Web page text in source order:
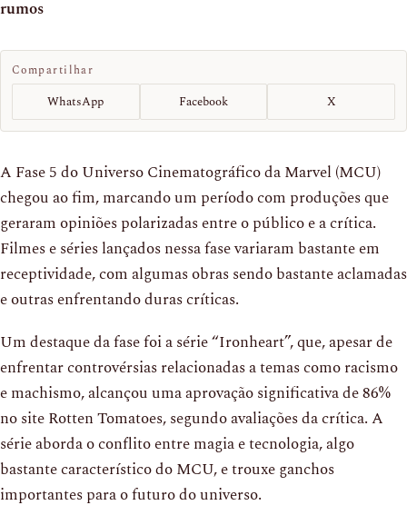
rumos
Compartilhar
WhatsApp Facebook X
A Fase 5 do Universo Cinematográfico da Marvel (MCU)
chegou ao fim, marcando um período com produções que
geraram opiniões polarizadas entre o público e a crítica.
Filmes e séries lançados nessa fase variaram bastante em
receptividade, com algumas obras sendo bastante aclamadas
e outras enfrentando duras críticas.
Um destaque da fase foi a série “Ironheart”, que, apesar de
enfrentar controvérsias relacionadas a temas como racismo
e machismo, alcançou uma aprovação significativa de 86%
no site Rotten Tomatoes, segundo avaliações da crítica. A
série aborda o conflito entre magia e tecnologia, algo
bastante característico do MCU, e trouxe ganchos
importantes para o futuro do universo.